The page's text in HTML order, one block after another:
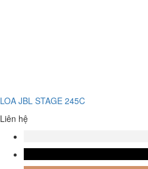
LOA JBL STAGE 245C
Liên hệ